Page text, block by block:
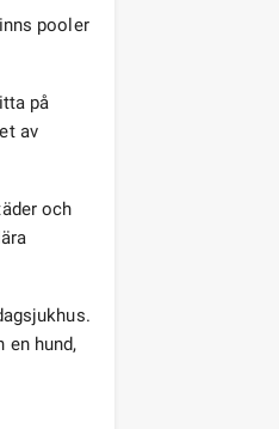
pooler
på
av
och
en hund,